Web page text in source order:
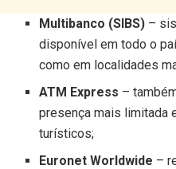
Multibanco (SIBS) –
disponível em todo o
como em localidades
ATM Express –
presença mais limitada
turísticos;
Euronet Worldwide –